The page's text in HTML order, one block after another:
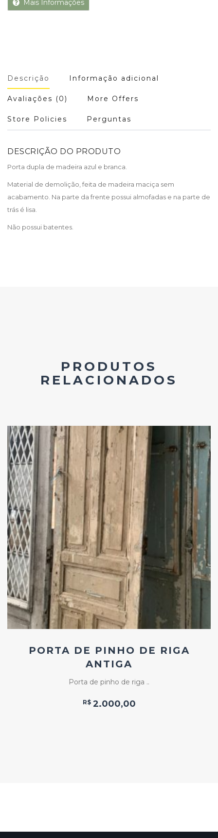
Mais Informações
Descrição Informação adicional
Avaliações (0) More Offers
Store Policies Perguntas
DESCRIÇÃO DO PRODUTO
Porta dupla de madeira azul e branca.
Material de demolição, feita de madeira maciça sem
acabamento. Na parte da frente possui almofadas e na parte de
trás é lisa.
Não possui batentes.
PRODUTOS
RELACIONADOS
Add
ao
Favoritos
PORTA DE PINHO DE RIGA
ANTIGA
Porta de pinho de riga ..
R$ 2.000,00